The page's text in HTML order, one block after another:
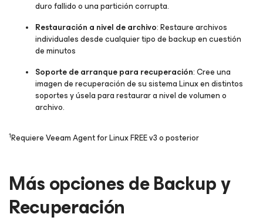
duro fallido o una partición corrupta.
Restauración a nivel de archivo: Restaure archivos
individuales desde cualquier tipo de backup en cuestión
de minutos
Soporte de arranque para recuperación: Cree una
imagen de recuperación de su sistema Linux en distintos
soportes y úsela para restaurar a nivel de volumen o
archivo.
1Requiere Veeam Agent for Linux FREE v3 o posterior
Más opciones de Backup y
Recuperación